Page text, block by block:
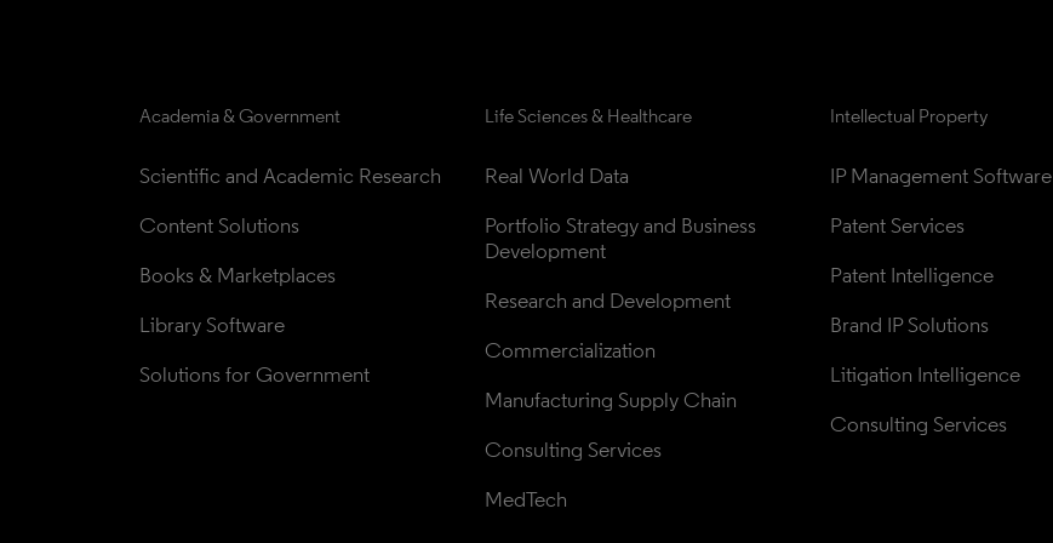
Academia & Government
Scientific and Academic Research
Content Solutions
Books & Marketplaces
Library Software
Solutions for Government
Life Sciences & Healthcare
Real World Data
Portfolio Strategy and Business
Development
Research and Development
Commercialization
Manufacturing Supply Chain
Consulting Services
MedTech
Intellectual Property
IP Management Software
Patent Services
Patent Intelligence
Brand IP Solutions
Litigation Intelligence
Consulting Services